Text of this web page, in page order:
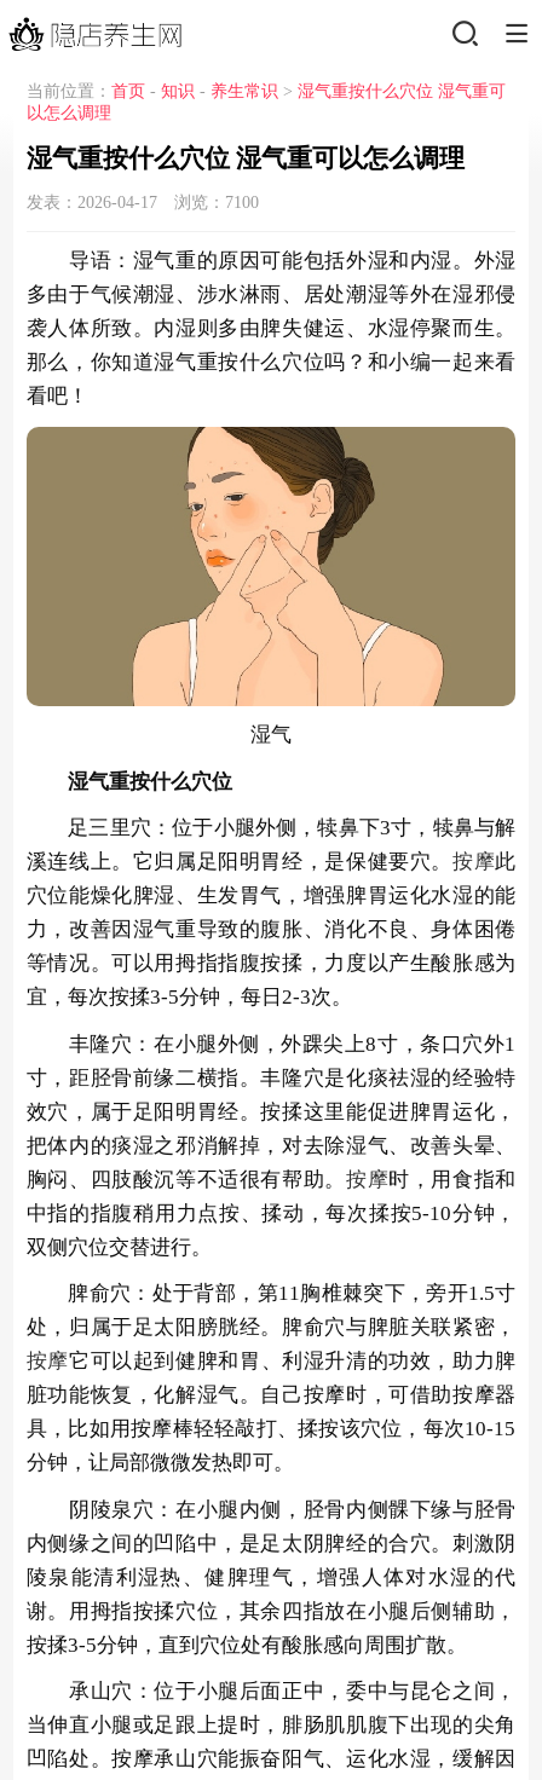
当前位置： 首页- 知识 - 养生常识 > 湿气重按什么穴位 湿气重可
以怎么调理
湿气重按什么穴位 湿气重可以怎么调理
发表：2026-04-17 浏览： 7100
导语：湿气重的原因可能包括外湿和内湿。外湿
多由于气候潮湿、涉水淋雨、居处潮湿等外在湿邪侵
袭人体所致。内湿则多由脾失健运、水湿停聚而生。
那么，你知道湿气重按什么穴位吗？和小编一起来看
看吧！
湿气
湿气重按什么穴位
足三里穴：位于小腿外侧，犊鼻下3寸，犊鼻与解
溪连线上。它归属足阳明胃经，是保健要穴。按摩此
穴位能燥化脾湿、生发胃气，增强脾胃运化水湿的能
力，改善因湿气重导致的腹胀、消化不良、身体困倦
等情况。可以用拇指指腹按揉，力度以产生酸胀感为
宜，每次按揉3-5分钟，每日2-3次。
丰隆穴：在小腿外侧，外踝尖上8寸，条口穴外1
寸，距胫骨前缘二横指。丰隆穴是化痰祛湿的经验特
效穴，属于足阳明胃经。按揉这里能促进脾胃运化，
把体内的痰湿之邪消解掉，对去除湿气、改善头晕、
胸闷、四肢酸沉等不适很有帮助。 按摩时，用食指和
中指的指腹稍用力点按、揉动，每次揉按5-10分钟，
双侧穴位交替进行。
脾俞穴：处于背部，第11胸椎棘突下，旁开1.5寸
处，归属于足太阳膀胱经。脾俞穴与脾脏关联紧密，
按摩它可以起到健脾和胃、利湿升清的功效，助力脾
脏功能恢复，化解湿气。自己按摩时，可借助按摩器
具，比如用按摩棒轻轻敲打、揉按该穴位，每次10-15
分钟，让局部微微发热即可。
阴陵泉穴：在小腿内侧，胫骨内侧髁下缘与胫骨
内侧缘之间的凹陷中，是足太阴脾经的合穴。刺激阴
陵泉能清利湿热、健脾理气，增强人体对水湿的代
谢。用拇指按揉穴位，其余四指放在小腿后侧辅助，
按揉3-5分钟，直到穴位处有酸胀感向周围扩散。
承山穴：位于小腿后面正中，委中与昆仑之间，
当伸直小腿或足跟上提时，腓肠肌肌腹下出现的尖角
凹陷处。按摩承山穴能振奋阳气、运化水湿，缓解因